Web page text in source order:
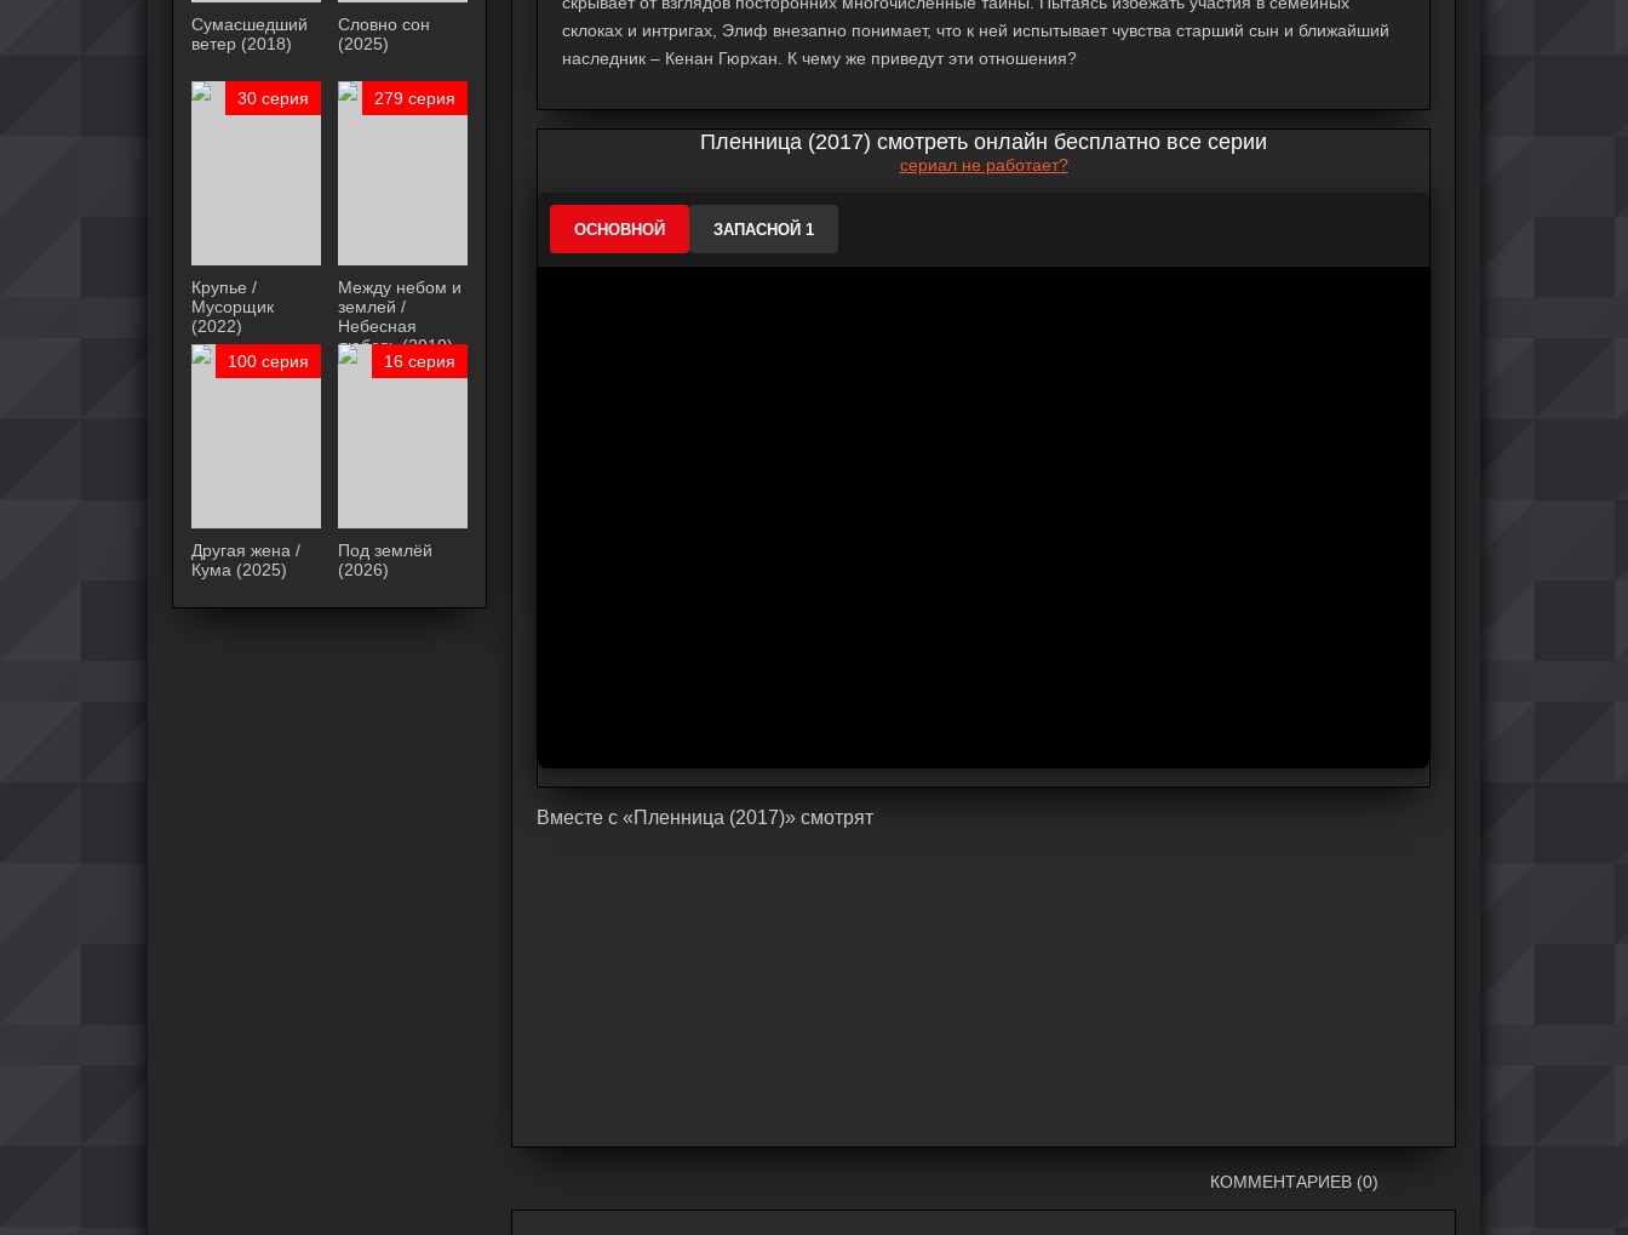
склоках и интригах, Элиф внезапно понимает, что к ней испытывает чувства старший сын и ближайший
наследник – Кенан Гюрхан. К чему же приведут эти отношения?
Пленница (2017) смотреть онлайн бесплатно все серии
сериал не работает?
ОСНОВНОЙ ЗАПАСНОЙ 1
Bмecтe c «Пленница (2017)» cмoтpят
КОММЕНТАРИЕВ (0)
Сумасшедший
ветер (2018)
Словно сон
(2025)
30 серия
Крупье /
Мусорщик
(2022)
279 серия
Между небом и
землей /
Небесная
любовь (2010)
100 серия
Другая жена /
Кума (2025)
16 серия
Под землёй
(2026)